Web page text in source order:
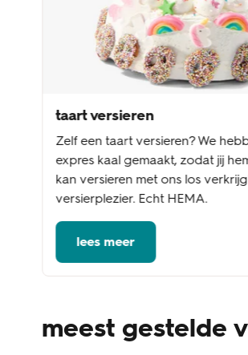
taart versieren
Zelf een taart versieren? We
expres kaal gemaakt, zodat jij
kan versieren met ons los
versierplezier. Echt HEMA.
lees meer
meest gestelde